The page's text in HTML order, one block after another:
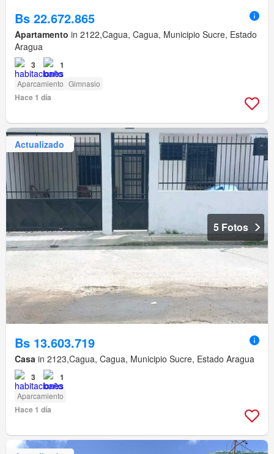
Bs 22.672.865
Apartamento in 2122,Cagua, Cagua, Municipio Sucre, Estado
Aragua
3 1
Aparcamiento Gimnasio
Hace 1 día
Actualizado
5 Fotos
Bs 13.603.719
Casa in 2123,Cagua, Cagua, Municipio Sucre, Estado Aragua
3 1
Aparcamiento
Hace 1 día